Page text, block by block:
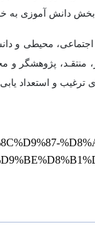
بخش دانش آموزی به
محيطی و
پژوهشگر و
و استعداد